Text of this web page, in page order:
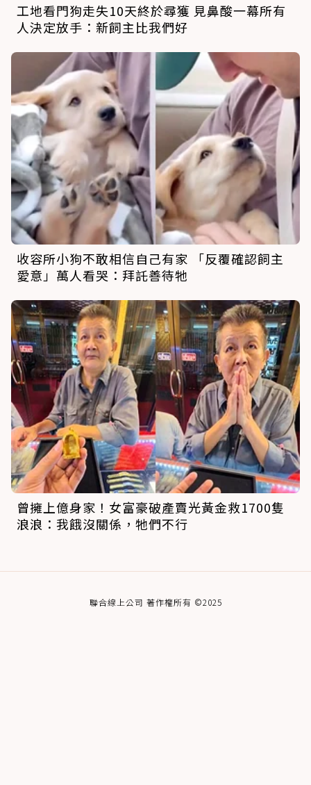
工地看門狗走失10天終於尋獲 見鼻酸一幕所有
人決定放手：新飼主比我們好
收容所小狗不敢相信自己有家 「反覆確認飼主
愛意」萬人看哭：拜託善待牠
曾擁上億身家！女富豪破產賣光黃金救1700隻
浪浪：我餓沒關係，牠們不行
聯合線上公司 著作權所有 ©2025